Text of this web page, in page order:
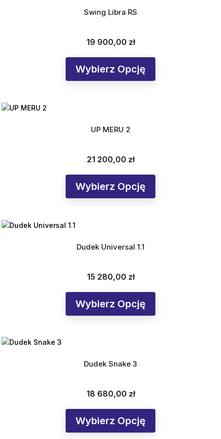
Swing Libra RS
Cena
19 900,00 zł
Wybierz Opcję
UP MERU 2
Cena
21 200,00 zł
Wybierz Opcję
Dudek Universal 1.1
Cena
15 280,00 zł
Wybierz Opcję
Dudek Snake 3
Cena
18 680,00 zł
Wybierz Opcję